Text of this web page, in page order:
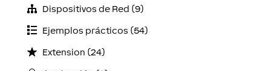
Dispositivos de Red (9)
Ejemplos prácticos (54)
Extension (24)